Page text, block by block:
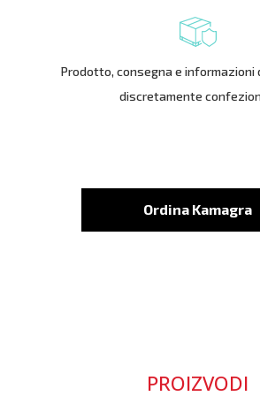
Prodotto, consegna e informazioni
discretamente
Ordina Kamagra
PROIZVODI